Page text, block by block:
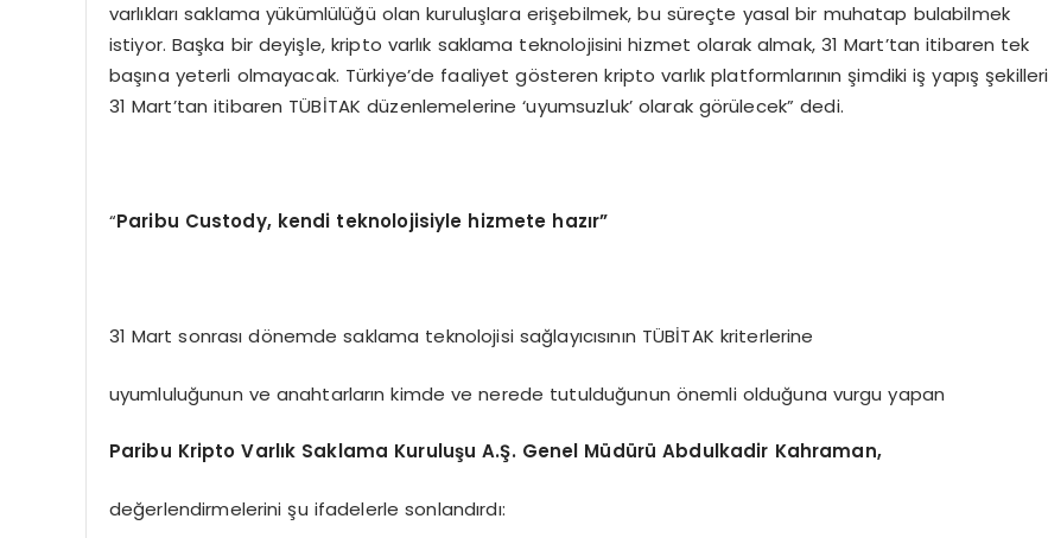
varlıkları saklama yükümlülüğü olan kuruluşlara erişebilmek, bu süreçte yasal bir muhatap bulabilmek
istiyor. Başka bir deyişle, kripto varlık saklama teknolojisini hizmet olarak almak, 31 Mart’tan itibaren tek
başına yeterli olmayacak. Türkiye’de faaliyet gösteren kripto varlık platformlarının şimdiki iş yapış şekilleri
31 Mart’tan itibaren TÜBİTAK düzenlemelerine ‘uyumsuzluk’ olarak görülecek” dedi.
“Paribu Custody, kendi teknolojisiyle hizmete hazır”
31 Mart sonrası dönemde saklama teknolojisi sağlayıcısının TÜBİTAK kriterlerine
uyumluluğunun ve anahtarların kimde ve nerede tutulduğunun önemli olduğuna vurgu yapan
Paribu Kripto Varlık Saklama Kuruluşu A.Ş. Genel Müdürü Abdulkadir Kahraman,
değerlendirmelerini şu ifadelerle sonlandırdı: